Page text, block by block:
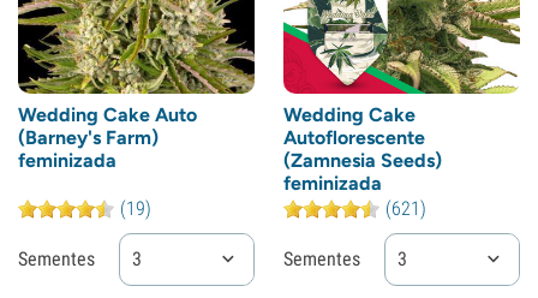
Wedding Cake Auto
(Barney's Farm)
feminizada
(19)
Sementes 3
Wedding Cake
Autoflorescente
(Zamnesia Seeds)
feminizada
(621)
Sementes 3